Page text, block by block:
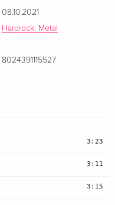
08.10.2021
Hardrock, Metal
8024391115527
3:23
3:11
3:15